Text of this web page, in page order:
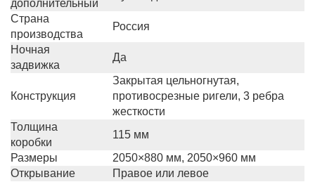
дополнительный
Страна
производства
Россия
Ночная
задвижка
Да
Конструкция
Закрытая цельногнутая,
противосрезные ригели, 3 ребра
жесткости
Толщина
коробки
115 мм
Размеры
2050×880 мм, 2050×960 мм
Открывание
Правое или левое